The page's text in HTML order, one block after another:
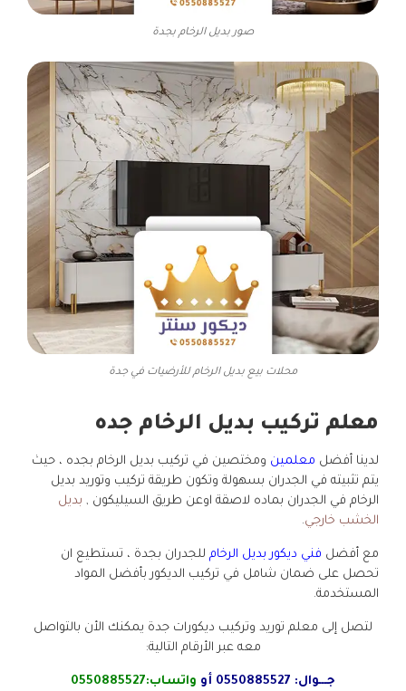
صور بديل الرخام بجدة
محلات بيع بديل الرخام للأرضيات في جدة
معلم تركيب بديل الرخام جده
لدينا أفضل معلمين ومختصين في تركيب بديل الرخام بجده ، حيث
يتم تثبيته في الجدران بسهولة وتكون طريقة تركيب وتوريد بديل
الرخام في الجدران بماده لاصقة اوعن طريق السيليكون , بديل
الخشب خارجي.
مع أفضل فني ديكور بديل الرخام للجدران بجدة ، تستطيع ان
تحصل على ضمان شامل في تركيب الديكور بأفضل المواد
المستخدمة.
لتصل إلى معلم توريد وتركيب ديكورات جدة يمكنك الأن بالتواصل
معه عبر الأرقام التالية:
جـــوال: 0550885527 أو واتساب:0550885527